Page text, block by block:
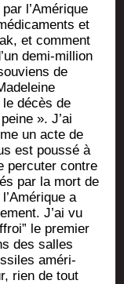
l’Amérique
et
et com­ment
demi-mil­lion
de
décès de
». J’ai
un acte de
est pous­sé à
per­cu­ter contre
par la mort de
a
J’ai vu
le pre­mier
des salles
amé­ri­
rien de tout